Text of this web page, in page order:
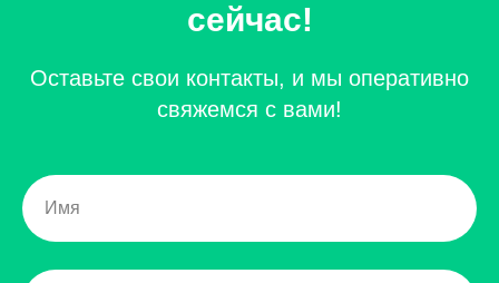
сейчас!
Оставьте свои контакты, и мы оперативно
свяжемся с вами!
Корпоративная сеть
Compass корпоративный
мессенджер
Корпоративная почта